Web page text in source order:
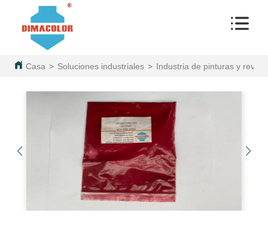
Casa > Soluciones industriales > Industria de pinturas y